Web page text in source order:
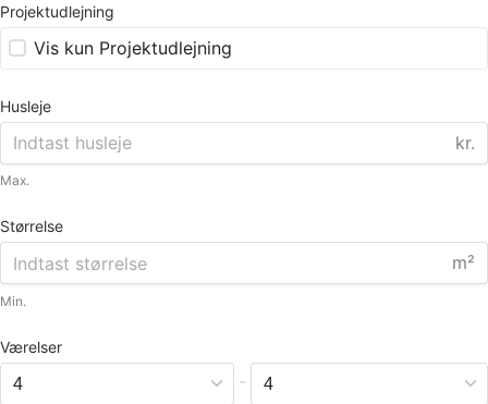
Projektudlejning
Vis kun Projektudlejning
Husleje
kr.
Max.
Størrelse
m²
Min.
Værelser
-